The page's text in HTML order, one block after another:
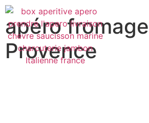
apéro
Provence